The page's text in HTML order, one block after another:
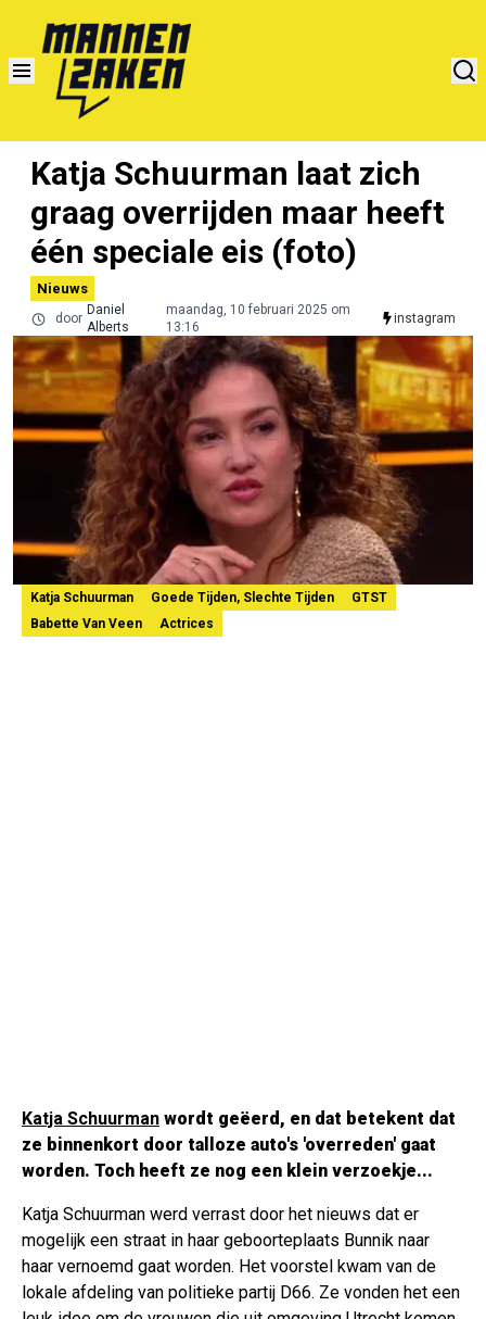
Katja Schuurman laat zich
graag overrijden maar heeft
één speciale eis (foto)
Nieuws
door
Daniel
Alberts
maandag, 10 februari 2025 om
13:16
instagram
Katja Schuurman Goede Tijden, Slechte Tijden
GTST
Babette Van Veen
Actrices
Katja Schuurman wordt geëerd, en dat betekent dat
ze binnenkort door talloze auto's 'overreden' gaat
worden. Toch heeft ze nog een klein verzoekje...
Katja Schuurman werd verrast door het nieuws dat er
mogelijk een straat in haar geboorteplaats Bunnik naar
haar vernoemd gaat worden. Het voorstel kwam van de
lokale afdeling van politieke partij D66. Ze vonden het een